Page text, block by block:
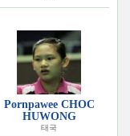
Pornpawee CHOC
HUWONG
태국